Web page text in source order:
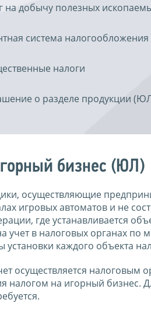
на добычу полезных
система
налоги
о разделе продукции
бизнес (ЮЛ)
осуществляющие
игровых автоматов и не
где устанавливается
учет в налоговых органах по
установки каждого объекта
осуществляется налоговым
налогом на игорный бизнес.